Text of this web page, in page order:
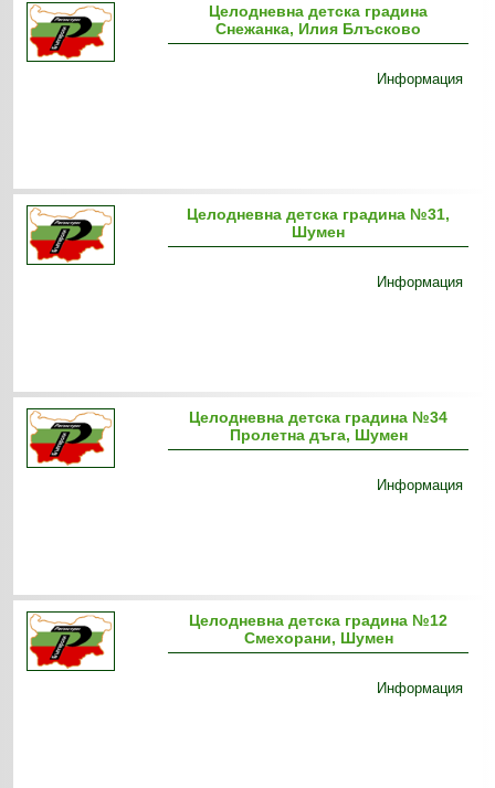
Целодневна детска градина
Снежанка, Илия Блъсково
Информация
Целодневна детска градина №31,
Шумен
Информация
Целодневна детска градина №34
Пролетна дъга, Шумен
Информация
Целодневна детска градина №12
Смехорани, Шумен
Информация